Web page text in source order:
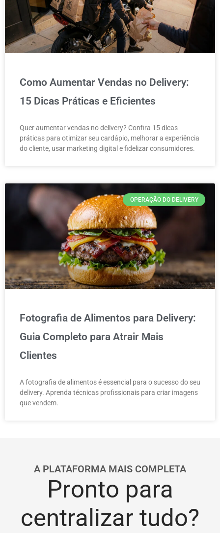
Como Aumentar Vendas no Delivery:
15 Dicas Práticas e Eficientes
Quer aumentar vendas no delivery? Confira 15 dicas
práticas para otimizar seu cardápio, melhorar a experiência
do cliente, usar marketing digital e fidelizar consumidores.
OPERAÇÃO DO DELIVERY
Fotografia de Alimentos para Delivery:
Guia Completo para Atrair Mais
Clientes
A fotografia de alimentos é essencial para o sucesso do seu
delivery. Aprenda técnicas profissionais para criar imagens
que vendem.
A PLATAFORMA MAIS COMPLETA
Pronto para
centralizar tudo?